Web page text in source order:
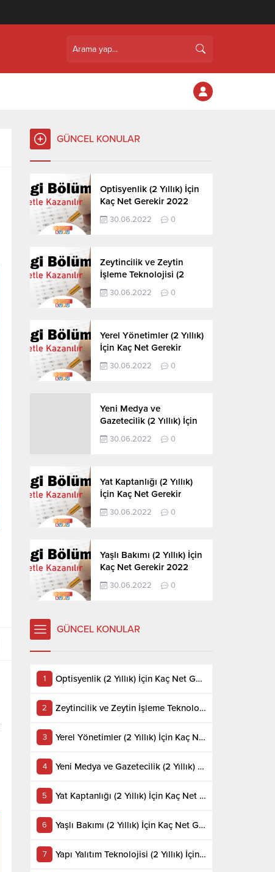
GÜNCEL KONULAR
Optisyenlik (2 Yıllık) İçin
Kaç Net Gerekir 2022
30.06.2022 0
Zeytincilik ve Zeytin
İşleme Teknolojisi (2
Yıllık) İçin Kaç Net
Gerekir 2022
30.06.2022 0
Yerel Yönetimler (2 Yıllık)
İçin Kaç Net Gerekir
2022
30.06.2022 0
Yeni Medya ve
Gazetecilik (2 Yıllık) İçin
Kaç Net Gerekir 2022
30.06.2022 0
Yat Kaptanlığı (2 Yıllık)
İçin Kaç Net Gerekir
2022
30.06.2022 0
Yaşlı Bakımı (2 Yıllık) İçin
Kaç Net Gerekir 2022
30.06.2022 0
GÜNCEL KONULAR
Optisyenlik (2 Yıllık) İçin Kaç Net Gerekir 2022
Zeytincilik ve Zeytin İşleme Teknolojisi (2 Yıllık) İçin Kaç Net Gerekir 2022
Yerel Yönetimler (2 Yıllık) İçin Kaç Net Gerekir 2022
Yeni Medya ve Gazetecilik (2 Yıllık) İçin Kaç Net Gerekir 2022
Yat Kaptanlığı (2 Yıllık) İçin Kaç Net Gerekir 2022
Yaşlı Bakımı (2 Yıllık) İçin Kaç Net Gerekir 2022
Yapı Yalıtım Teknolojisi (2 Yıllık) İçin Kaç Net Gerekir 2022